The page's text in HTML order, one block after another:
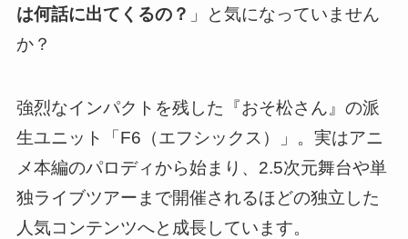
は何話に出てくるの？ 」と気になっていません
か？
強烈なインパクトを残した『おそ松さん』の派
生ユニット「F6（エフシックス）」。実はアニ
メ本編のパロディから始まり、2.5次元舞台や単
独ライブツアーまで開催されるほどの独立した
人気コンテンツへと成長しています。